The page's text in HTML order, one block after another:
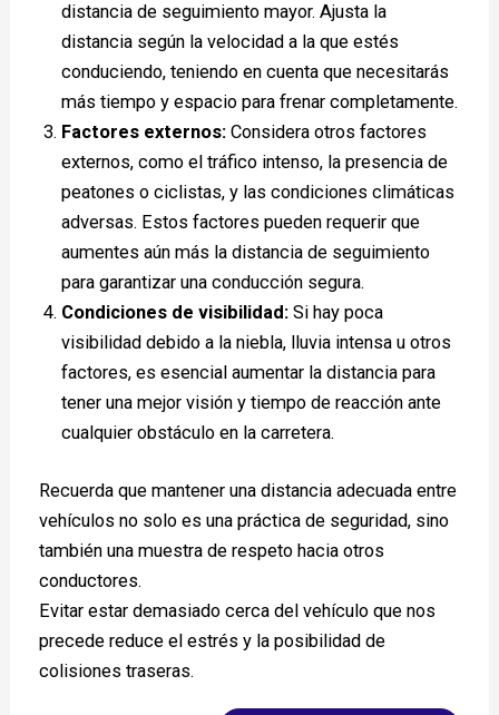
distancia de seguimiento mayor. Ajusta la
distancia según la velocidad a la que estés
conduciendo, teniendo en cuenta que necesitarás
más tiempo y espacio para frenar completamente.
Factores externos: Considera otros factores
externos, como el tráfico intenso, la presencia de
peatones o ciclistas, y las condiciones climáticas
adversas. Estos factores pueden requerir que
aumentes aún más la distancia de seguimiento
para garantizar una conducción segura.
Condiciones de visibilidad: Si hay poca
visibilidad debido a la niebla, lluvia intensa u otros
factores, es esencial aumentar la distancia para
tener una mejor visión y tiempo de reacción ante
cualquier obstáculo en la carretera.
Recuerda que mantener una distancia adecuada entre
vehículos no solo es una práctica de seguridad, sino
también una muestra de respeto hacia otros
conductores.
Evitar estar demasiado cerca del vehículo que nos
precede reduce el estrés y la posibilidad de
colisiones traseras.